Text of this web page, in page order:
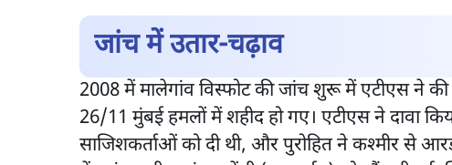
जांच में उतार-चढ़ाव
2008 में मालेगांव विस्फोट की जांच शुरू में एटीएस ने
26/11 मुंबई हमलों में शहीद हो गए। एटीएस ने दावा
साजिशकर्ताओं को दी थी, और पुरोहित ने कश्मीर से